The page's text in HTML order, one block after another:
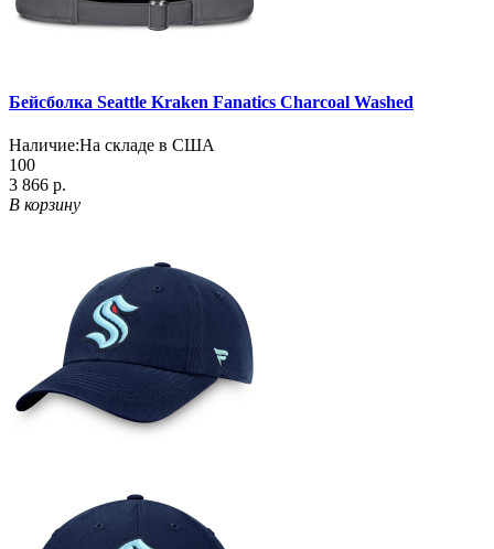
Бейсболка Seattle Kraken Fanatics Charcoal Washed
Наличие:На складе в США
100
3 866 р.
В корзину